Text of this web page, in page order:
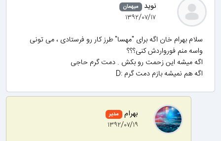
نوید میهمان
۱۳۹۲/۰۷/۱۷
سلام بهرام خان اگه برای "مهسا" طرز کار رو فرستادی ، می تونی
واسه منم فورواردش کنی؟؟؟
اگه میشه این زحمت رو بکش . دمت گرم حاجی
اگه هم نمیشه بازم دمت گرم :D
بهرام مدیر
۱۳۹۲/۰۷/۱۹